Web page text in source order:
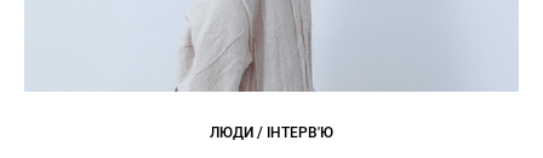
ЛЮДИ / ІНТЕРВ'Ю